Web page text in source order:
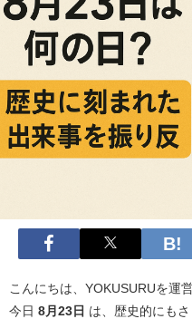
こんにちは、YOKUSURUを運
今日 8月23日 は、歴史的にも